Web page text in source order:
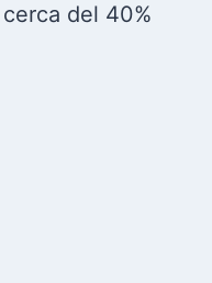
del 40%